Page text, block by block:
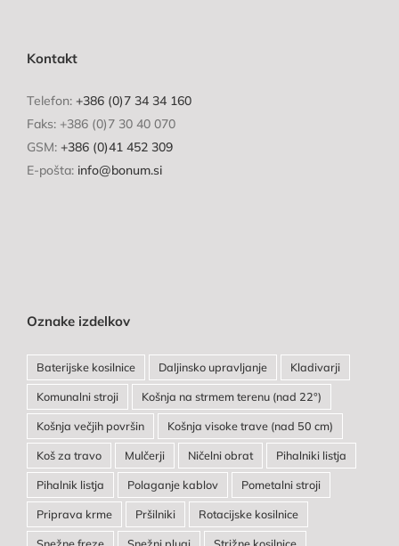
Kontakt
Telefon: +386 (0)7 34 34 160
Faks: +386 (0)7 30 40 070
GSM: +386 (0)41 452 309
E-pošta: info@bonum.si
Oznake izdelkov
Baterijske kosilnice Daljinsko upravljanje Kladivarji
Komunalni stroji Košnja na strmem terenu (nad 22°)
Košnja večjih površin Košnja visoke trave (nad 50 cm)
Koš za travo Mulčerji Ničelni obrat Pihalniki listja
Pihalnik listja Polaganje kablov Pometalni stroji
Priprava krme Pršilniki Rotacijske kosilnice
Snežne freze Snežni plugi Strižne kosilnice